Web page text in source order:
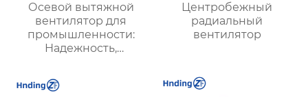
Осевой вытяжной
вентилятор для
промышленности:
Надежность,
и Высокая
Производительность
Центробежный
радиальный
вентилятор